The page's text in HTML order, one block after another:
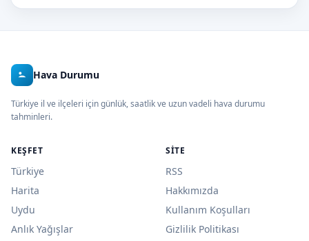
Hava Durumu
Türkiye il ve ilçeleri için günlük, saatlik ve uzun vadeli hava durumu
tahminleri.
KEŞFET
Türkiye
Harita
Uydu
Anlık Yağışlar
SITE
RSS
Hakkımızda
Kullanım Koşulları
Gizlilik Politikası